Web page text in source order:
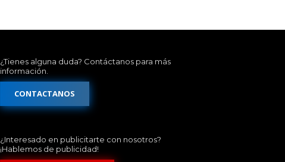
¿Tienes alguna duda? Contáctanos para más
información.
CONTACTANOS
¿Interesado en publicitarte con nosotros?
¡Hablemos de publicidad!